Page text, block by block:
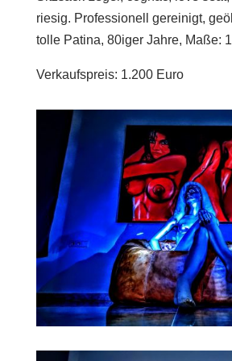
riesig. Professionell gereinigt,
tolle Patina, 80iger Jahre, Maße:
Verkaufspreis: 1.200 Euro